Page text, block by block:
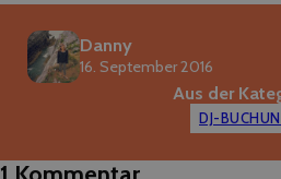
Danny
16. September 2016
Aus der
DJ-